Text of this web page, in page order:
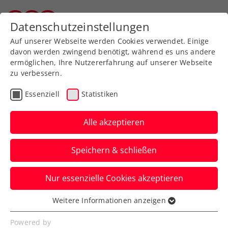
Zurück zur Newsübersicht
Verbands-Info
Jetzt lesen: Das KURIER-
Tennismagazin 2026 ist
da
Auf der KURIER-Website gibt es das
diesjährige Werk bereits in voller Pracht.
Verfasst von: Manuel Wachta, 26.03.2026
Datenschutzeinstellungen
Auf unserer Webseite werden Cookies verwendet. Einige
davon werden zwingend benötigt, während es uns andere
ermöglichen, Ihre Nutzererfahrung auf unserer Webseite
zu verbessern.
Essenziell Statistiken
Alle akzeptieren
Speichern & schließen
Nur essenzielle Cookies akzeptieren
Essenziell
Essenzielle Cookies werden für grundlegende
Weitere Informationen anzeigen
Powered by